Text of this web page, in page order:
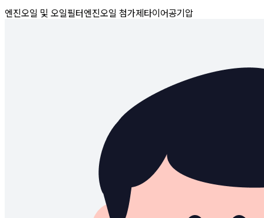
엔진오일 및 오일필터엔진오일 첨가제타이어공기압